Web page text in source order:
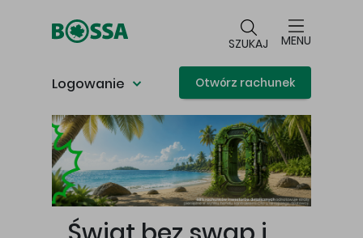
SZUKAJ MENU
Logowanie Otwórz rachunek
Główna treść